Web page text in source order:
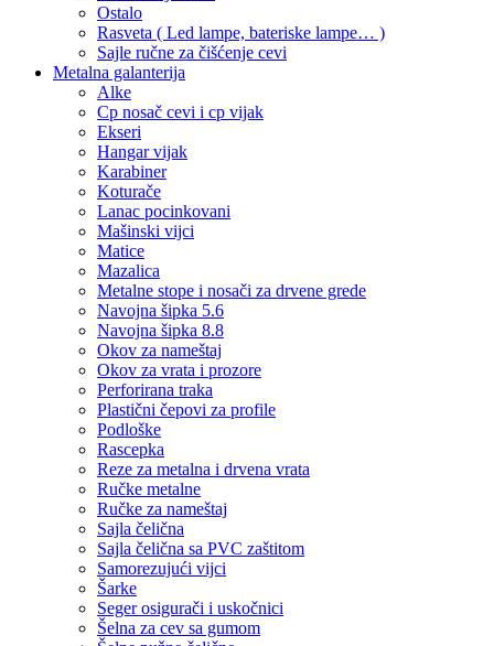
Ostalo
Rasveta ( Led lampe, bateriske lampe… )
Sajle ručne za čišćenje cevi
Metalna galanterija
Alke
Cp nosač cevi i cp vijak
Ekseri
Hangar vijak
Karabiner
Koturače
Lanac pocinkovani
Mašinski vijci
Matice
Mazalica
Metalne stope i nosači za drvene grede
Navojna šipka 5.6
Navojna šipka 8.8
Okov za nameštaj
Okov za vrata i prozore
Perforirana traka
Plastični čepovi za profile
Podloške
Rascepka
Reze za metalna i drvena vrata
Ručke metalne
Ručke za nameštaj
Sajla čelična
Sajla čelična sa PVC zaštitom
Samorezujući vijci
Šarke
Seger osigurači i uskočnici
Šelna za cev sa gumom